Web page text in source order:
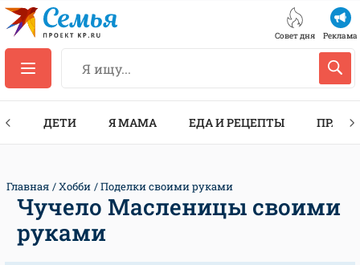
Совет дня Реклама
ДЕТИ Я МАМА ЕДА И РЕЦЕПТЫ
Главная Хобби Поделки своими руками
Чучело Масленицы своими
руками